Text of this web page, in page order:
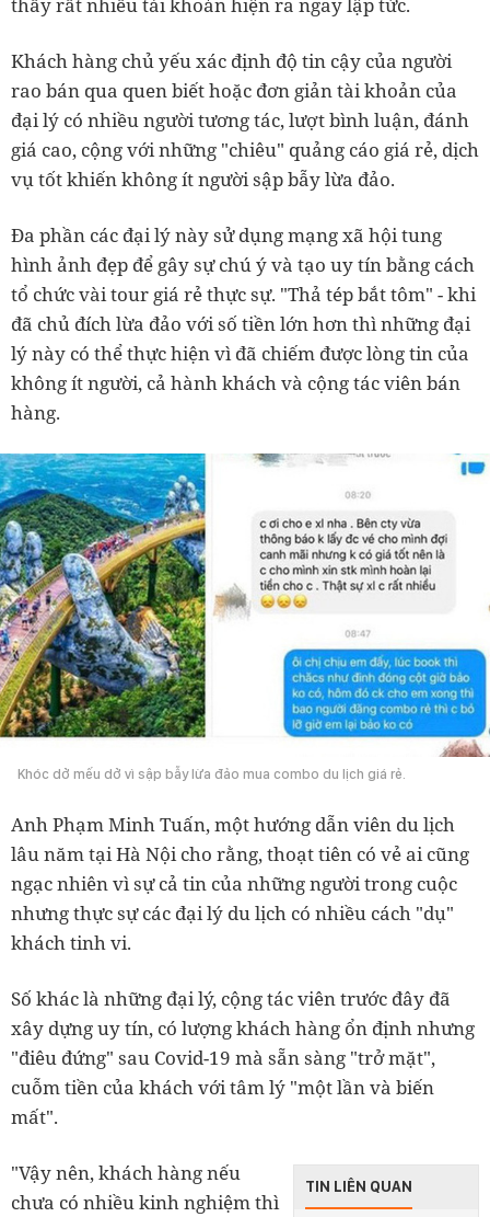
thấy rất nhiều tài khoản hiện ra ngay lập tức.
Khách hàng chủ yếu xác định độ tin cậy của người
rao bán qua quen biết hoặc đơn giản tài khoản của
đại lý có nhiều người tương tác, lượt bình luận, đánh
giá cao, cộng với những "chiêu" quảng cáo giá rẻ, dịch
vụ tốt khiến không ít người sập bẫy lừa đảo.
Đa phần các đại lý này sử dụng mạng xã hội tung
hình ảnh đẹp để gây sự chú ý và tạo uy tín bằng cách
tổ chức vài tour giá rẻ thực sự. "Thả tép bắt tôm" - khi
đã chủ đích lừa đảo với số tiền lớn hơn thì những đại
lý này có thể thực hiện vì đã chiếm được lòng tin của
không ít người, cả hành khách và cộng tác viên bán
hàng.
Khóc dở mếu dở vì sập bẫy lừa đảo mua combo du lịch giá rẻ.
Anh Phạm Minh Tuấn, một hướng dẫn viên du lịch
lâu năm tại Hà Nội cho rằng, thoạt tiên có vẻ ai cũng
ngạc nhiên vì sự cả tin của những người trong cuộc
nhưng thực sự các đại lý du lịch có nhiều cách "dụ"
khách tinh vi.
Số khác là những đại lý, cộng tác viên trước đây đã
xây dựng uy tín, có lượng khách hàng ổn định nhưng
"điêu đứng" sau Covid-19 mà sẵn sàng "trở mặt",
cuỗm tiền của khách với tâm lý "một lần và biến
mất".
TIN LIÊN QUAN
"Vậy nên, khách hàng nếu
chưa có nhiều kinh nghiệm thì